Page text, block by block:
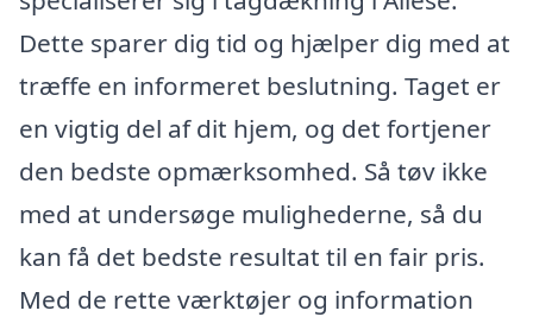
Dette sparer dig tid og hjælper dig med at
træffe en informeret beslutning. Taget er
en vigtig del af dit hjem, og det fortjener
den bedste opmærksomhed. Så tøv ikke
med at undersøge mulighederne, så du
kan få det bedste resultat til en fair pris.
Med de rette værktøjer og information